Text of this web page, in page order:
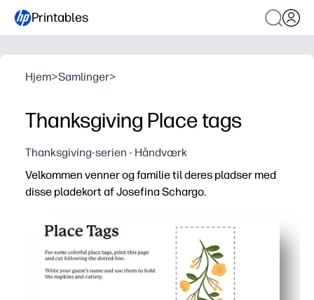
Printables
Hjem>Samlinger>
Thanksgiving Place tags
Thanksgiving-serien - Håndværk
Velkommen venner og familie til deres pladser med
disse pladekort af Josefina Schargo.
Opsætning uden forberedelse - udskriv, klip, fold og
Varmt efterårskunstværk løfter øjeblikkeligt dit bord
Stort navneplads holder siddepladserne klare og
Fungerer med enhver hjemmeprinter og karton - let